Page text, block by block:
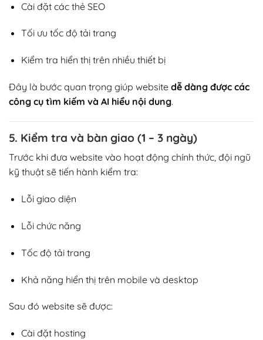
Cài đặt các thẻ SEO
Tối ưu tốc độ tải trang
Kiểm tra hiển thị trên nhiều thiết bị
Đây là bước quan trọng giúp website dễ dàng được các
công cụ tìm kiếm và AI hiểu nội dung.
5. Kiểm tra và bàn giao (1 – 3 ngày)
Trước khi đưa website vào hoạt động chính thức, đội ngũ
kỹ thuật sẽ tiến hành kiểm tra:
Lỗi giao diện
Lỗi chức năng
Tốc độ tải trang
Khả năng hiển thị trên mobile và desktop
Sau đó website sẽ được:
Cài đặt hosting